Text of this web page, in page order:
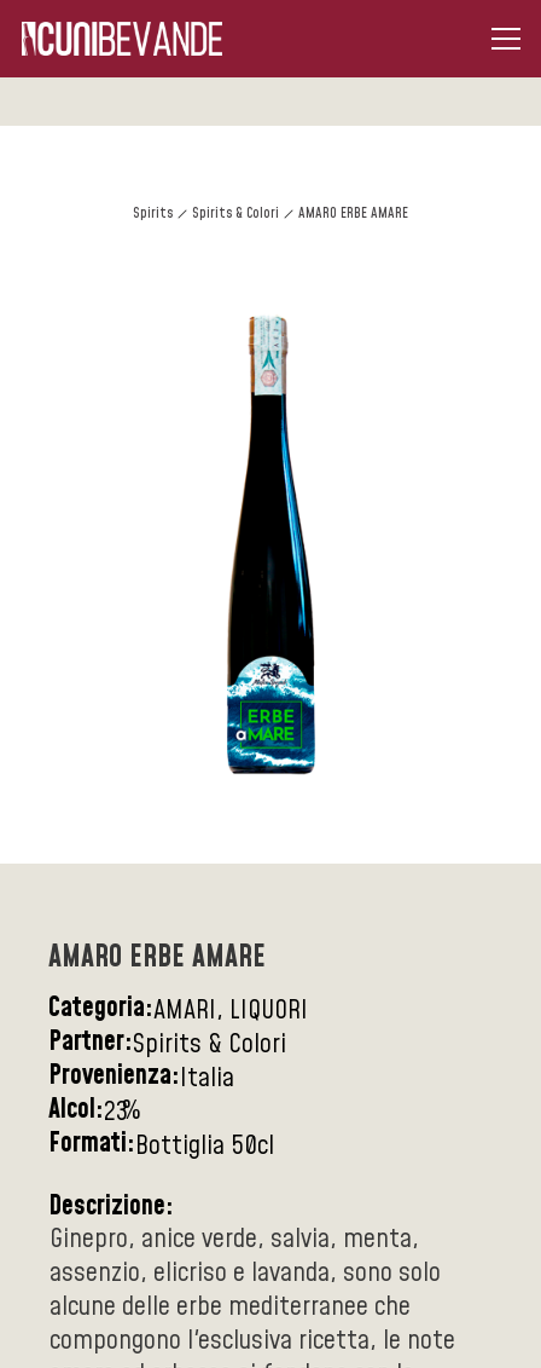
Spirits Spirits & Colori AMARO ERBE AMARE
AMARO ERBE AMARE
Categoria:AMARI, LIQUORI
Partner:Spirits & Colori
Provenienza:Italia
Alcol:23%
Formati:Bottiglia 50cl
Descrizione:
Ginepro, anice verde, salvia, menta,
assenzio, elicriso e lavanda, sono solo
alcune delle erbe mediterranee che
compongono l'esclusiva ricetta, le note